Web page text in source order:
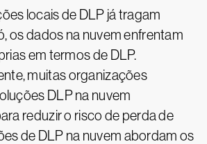
locais de DLP já tragam
os dados na nuvem enfrentam
em termos de DLP.
muitas organizações
DLP na nuvem
reduzir o risco de perda de
de DLP na nuvem abordam os